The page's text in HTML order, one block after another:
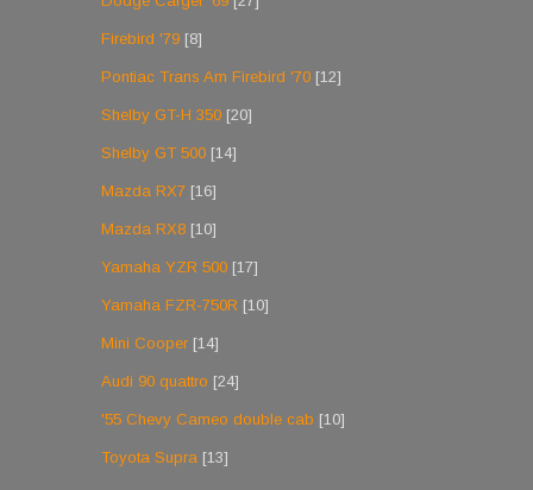
Firebird '79 [8]
Pontiac Trans Am Firebird '70 [12]
Shelby GT-H 350 [20]
Shelby GT 500 [14]
Mazda RX7 [16]
Mazda RX8 [10]
Yamaha YZR 500 [17]
Yamaha FZR-750R [10]
Mini Cooper [14]
Audi 90 quattro [24]
'55 Chevy Cameo double cab [10]
Toyota Supra [13]